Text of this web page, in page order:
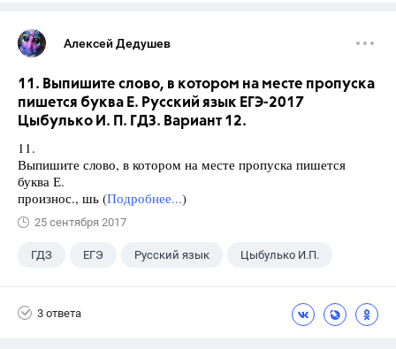
Алексей Дедушев
11. Выпишите слово, в котором на месте пропуска
пишется буква Е. Русский язык ЕГЭ-2017
Цыбулько И. П. ГДЗ. Вариант 12.
11.
Выпишите слово, в котором на месте пропуска пишется
буква Е.
произнос., шь (Подробнее...)
25 сентября 2017
ГДЗ ЕГЭ Русский язык Цыбулько И.П.
3 ответа